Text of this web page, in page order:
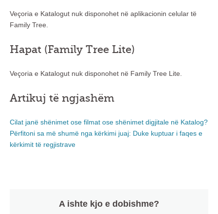
Veçoria e Katalogut nuk disponohet në aplikacionin celular të
Family Tree.
Hapat (Family Tree Lite)
Veçoria e Katalogut nuk disponohet në Family Tree Lite.
Artikuj të ngjashëm
Cilat janë shënimet ose filmat ose shënimet digjitale në Katalog?
Përfitoni sa më shumë nga kërkimi juaj: Duke kuptuar i faqes e
kërkimit të regjistrave
A ishte kjo e dobishme?